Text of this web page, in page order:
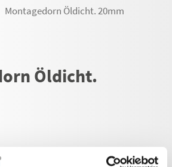
Montagedorn Öldicht. 20mm
Öldicht.
20mm